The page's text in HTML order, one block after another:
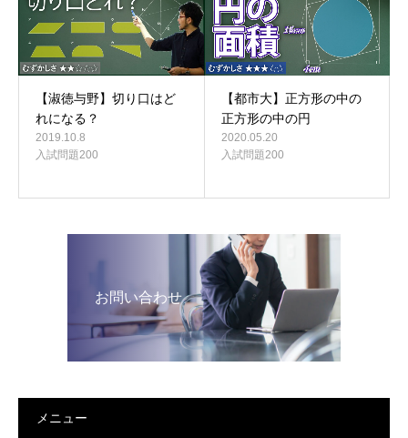
【淑徳与野】切り口はど
れになる？
2019.10.8
入試問題200
【都市大】正方形の中の
正方形の中の円
2020.05.20
入試問題200
お問い合わせ
メニュー